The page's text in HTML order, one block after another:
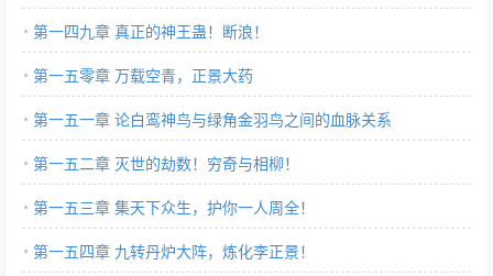
第一四九章 真正的神王蛊！断浪！
第一五零章 万载空青，正景大药
第一五一章 论白鸾神鸟与绿角金羽鸟之间的血脉关系
第一五二章 灭世的劫数！穷奇与相柳！
第一五三章 集天下众生，护你一人周全！
第一五四章 九转丹炉大阵，炼化李正景！